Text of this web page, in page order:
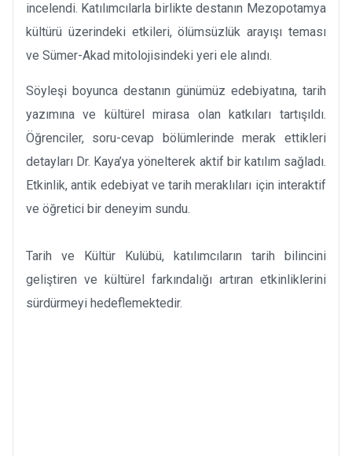
incelendi. Katılımcılarla birlikte destanın Mezopotamya
kültürü üzerindeki etkileri, ölümsüzlük arayışı teması
ve Sümer-Akad mitolojisindeki yeri ele alındı.
Söyleşi boyunca destanın günümüz edebiyatına, tarih
yazımına ve kültürel mirasa olan katkıları tartışıldı.
Öğrenciler, soru-cevap bölümlerinde merak ettikleri
detayları Dr. Kaya’ya yönelterek aktif bir katılım sağladı.
Etkinlik, antik edebiyat ve tarih meraklıları için interaktif
ve öğretici bir deneyim sundu.
Tarih ve Kültür Kulübü, katılımcıların tarih bilincini
geliştiren ve kültürel farkındalığı artıran etkinliklerini
sürdürmeyi hedeflemektedir.